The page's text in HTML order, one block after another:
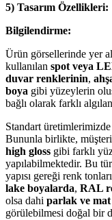
5) Tasarım Özellikleri:
Bilgilendirme:
Ürün görsellerinde yer
kullanılan spot veya
duvar renklerinin,
boya gibi yüzeylerin
bağlı olarak farklı
Standart üretimlerimizde
Bununla birlikte,
high gloss gibi farklı
yapılabilmektedir. Bu
yapısı gereği renk
lake boyalarda, RAL
olsa dahi parlak ve mat
görülebilmesi doğal bir